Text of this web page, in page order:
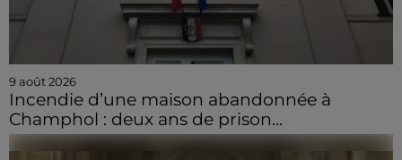
9 août 2026
Incendie d’une maison abandonnée à
Champhol : deux ans de prison...